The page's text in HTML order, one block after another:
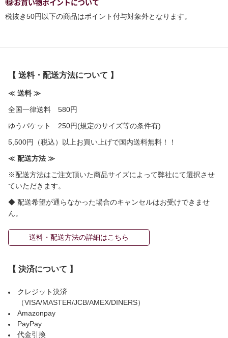
税抜き50円以下の商品はポイント付与対象外となります。
【 送料・配送方法について 】
≪ 送料 ≫
全国一律送料 580円
ゆうパケット 250円(規定のサイズ等の条件有)
5,500円（税込）以上お買い上げで国内送料無料！！
≪ 配送方法 ≫
※配送方法はご注文頂いた商品サイズによって弊社にて選択させ
ていただきます。
◆ 配送希望が通らなかった場合のキャンセルはお受けできませ
ん。
送料・配送方法の詳細はこちら
【 決済について 】
クレジット決済
（VISA/MASTER/JCB/AMEX/DINERS）
Amazonpay
PayPay
代金引換